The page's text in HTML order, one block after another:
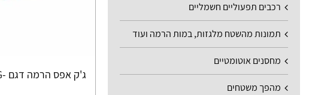
ג'ק אפס הרמה דגם -TG
רכבים תפעוליים חשמליים
תמונות מהשטח מלגזות, במות הרמה ועוד
מחסנים אוטומטיים
מהפך משטחים